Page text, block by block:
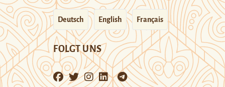
Deutsch English Français
FOLGT UNS